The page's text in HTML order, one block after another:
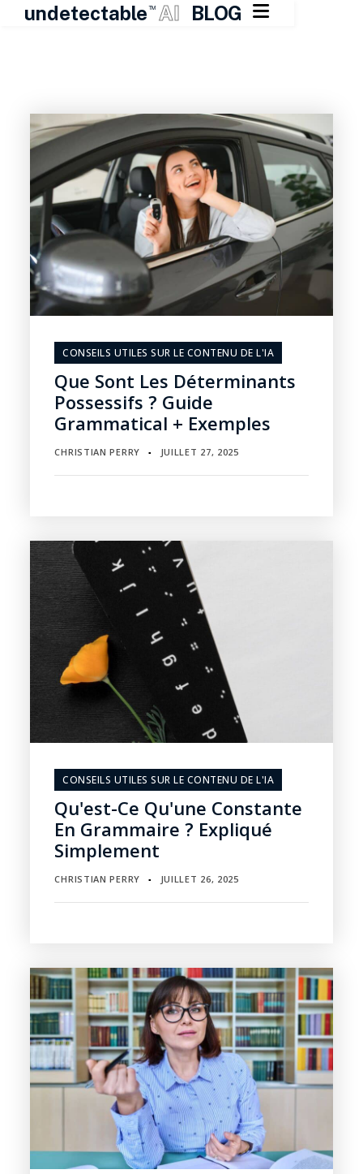
undetectable TM AI BLOG 
content
CONSEILS UTILES SUR LE CONTENU DE L'IA
Que Sont Les Déterminants
Possessifs ? Guide
Grammatical + Exemples
CHRISTIAN PERRY ▪ JUILLET 27, 2025
CONSEILS UTILES SUR LE CONTENU DE L'IA
Qu'est-Ce Qu'une Constante
En Grammaire ? Expliqué
Simplement
CHRISTIAN PERRY ▪ JUILLET 26, 2025